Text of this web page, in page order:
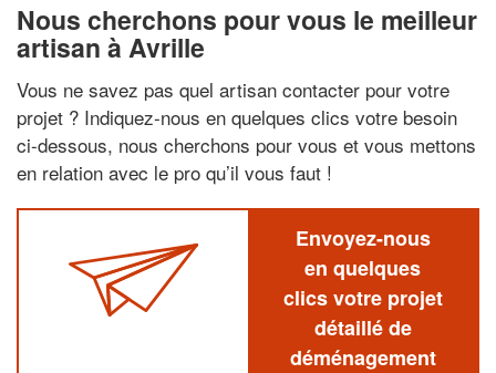
Nous cherchons pour vous le meilleur
artisan à Avrille
Vous ne savez pas quel artisan contacter pour votre
projet ? Indiquez-nous en quelques clics votre besoin
ci-dessous, nous cherchons pour vous et vous mettons
en relation avec le pro qu’il vous faut !
Envoyez-nous
en quelques
clics votre projet
détaillé de
déménagement